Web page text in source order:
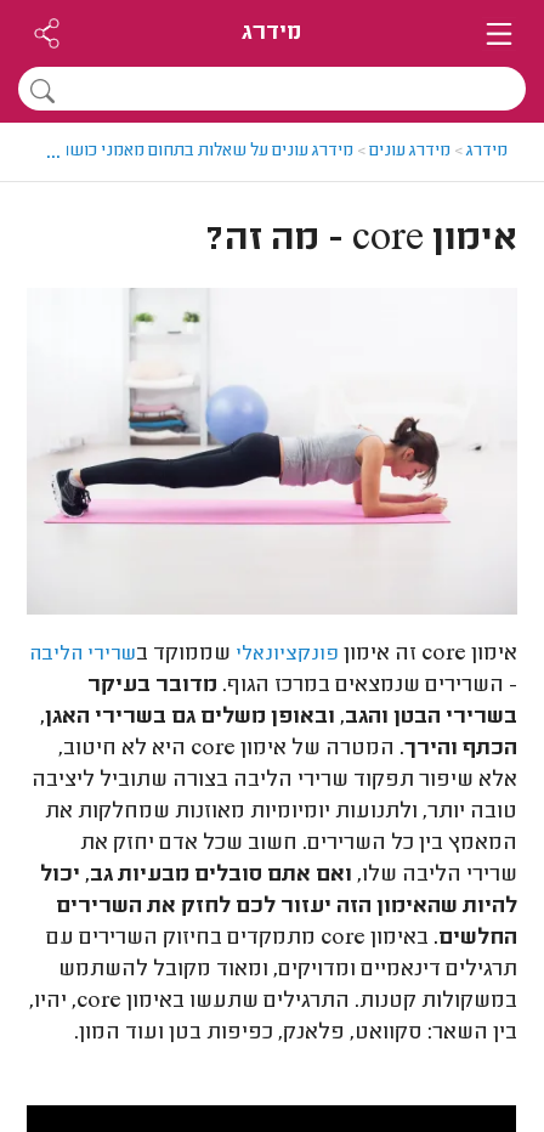
מידרג
מידרג> מידרג עונים> מידרג עונים על שאלות בתחום מאמני כושר >
...
אימון core - מה זה?
אימון core זה אימון פונקציונאלי שממוקד בשרירי הליבה
- השרירים שנמצאים במרכז הגוף. מדובר בעיקר
בשרירי הבטן והגב, ובאופן משלים גם בשרירי האגן,
הכתף והירך.
המטרה של אימון core היא לא חיטוב,
אלא שיפור תפקוד שרירי הליבה בצורה שתוביל ליציבה
טובה יותר, ולתנועות יומיומיות מאוזנות שמחלקות את
המאמץ בין כל השרירים. חשוב שכל אדם יחזק את
שרירי הליבה שלו, ואם אתם סובלים מבעיות גב, יכול
להיות שהאימון הזה יעזור לכם לחזק את השרירים
החלשים.
באימון core מתמקדים בחיזוק השרירים עם
תרגילים דינאמיים ומדויקים, ומאוד מקובל להשתמש
במשקולות קטנות. התרגילים שתעשו באימון core, יהיו,
בין השאר: סקוואט, פלאנק, כפיפות בטן ועוד המון.